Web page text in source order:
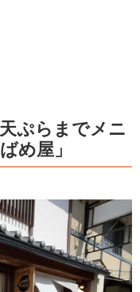
ぷらまでメニ
め屋」